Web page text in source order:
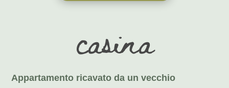
casina
Appartamento ricavato da un vecchio